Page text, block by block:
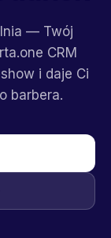
— Twój
CRM
i daje Ci
barbera.